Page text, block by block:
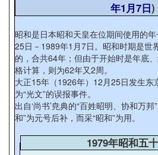
年1月7日)
昭和是日本昭和天皇在位期间使用的
25日－1989年1月7日。昭和时期是世
的，合共64年；但由于开始时是年底
格计算，则为62年又2周。
大正15年（1926年）12月25日发生东
为“光文”的误报事件。
出自‘尚书’尭典的“百姓昭明、协和万邦
和”为元号后补，而采“昭和”为用。
1979年昭和五